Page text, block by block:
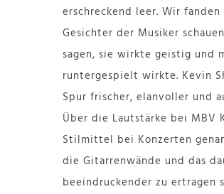
erschreckend leer. Wir
Gesichter der Musiker
sagen, sie wirkte geistig und
runtergespielt wirkte. Kevin
Spur frischer, elanvoller und
Über die Lautstärke bei
Stilmittel bei Konzerten
die Gitarrenwände und das
beeindruckender zu ertragen